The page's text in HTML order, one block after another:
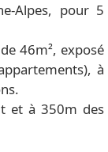
Alpes, pour 5
46m², exposé
à
et à 350m des